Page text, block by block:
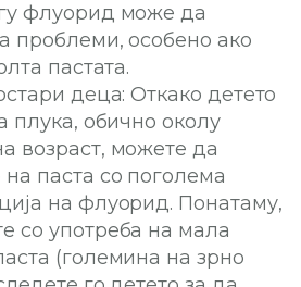
флуорид може да
проблеми, особено ако
пастата.
деца: Откако детето
плука, обично околу
возраст, можете да
паста со поголема
на флуорид. Понатаму,
со употреба на мала
(големина на зрно